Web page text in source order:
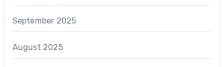
September 2025
August 2025